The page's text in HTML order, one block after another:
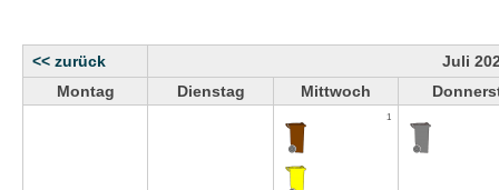
<< zurück
Juli
Montag
Dienstag Mittwoch
1